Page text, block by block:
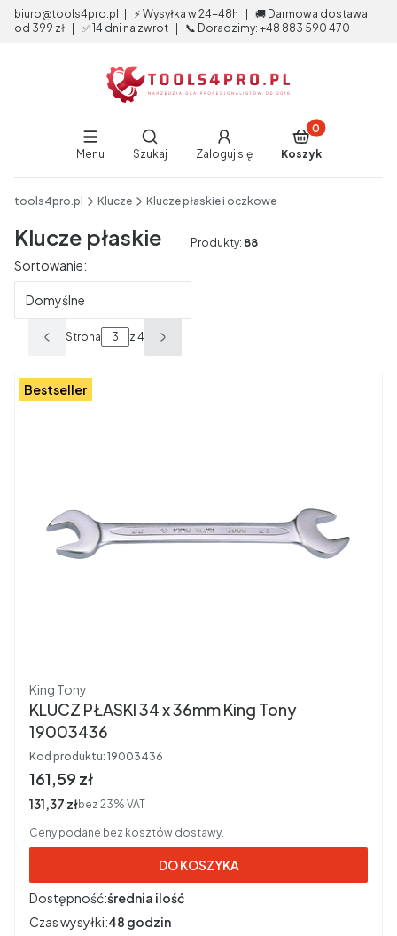
biuro@tools4pro.pl | ⚡ Wysyłka w 24-48h | 🚚 Darmowa dostawa
od 399 zł | ✅ 14 dni na zwrot | 📞 Doradzimy: +48 883 590 470
Menu
Otwórz wyszukiwarkę
Szukaj Zaloguj się
Produkty w
Koszyk
tools4pro.pl Klucze Klucze płaskie i oczkowe
Klucze płaskie Produkty: 88
Lista produktów
Sortowanie:
Domyślne
Poprzednie produkty
Strona z 4 Następne produkty
Bestseller
Producent
King Tony
KLUCZ PŁASKI 34 x 36mm King Tony
19003436
Kod produktu: 19003436
Cena brutto
161,59 zł
Cena netto
131,37 złbez 23% VAT
Ceny podane bez kosztów dostawy.
DO KOSZYKA
Dostępność:średnia ilość
Czas wysyłki:48 godzin